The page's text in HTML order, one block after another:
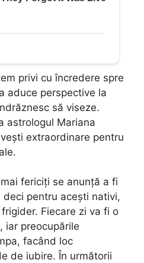
privi cu încredere spre
aduce perspective la
să viseze.
astrologul Mariana
extraordinare pentru
fericiți se anunță a fi
deci pentru acești nativi,
Fiecare zi va fi o
iar preocupările
facând loc
de iubire. În următorii